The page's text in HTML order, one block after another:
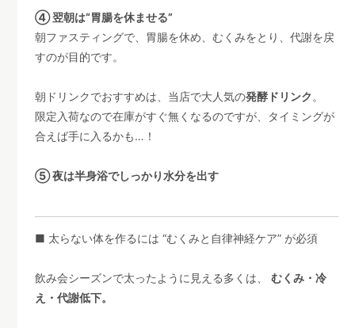
④ 翌朝は“胃腸を休ませる”
朝ファスティングで、胃腸を休め、むくみをとり、代謝を戻
すのが目的です。
朝ドリンクでおすすめは、当店で大人気の発酵ドリンク 。
限定入荷なので在庫がすぐ無くなるのですが、タイミングが
合えば手に入るかも…！
⑤ 夜は半身浴でしっかり水分を出す
■ 太らない体を作るには “むくみと自律神経ケア” が必須
飲み会シーズンで太ったように見える多くは、 むくみ・冷
え・代謝低下。